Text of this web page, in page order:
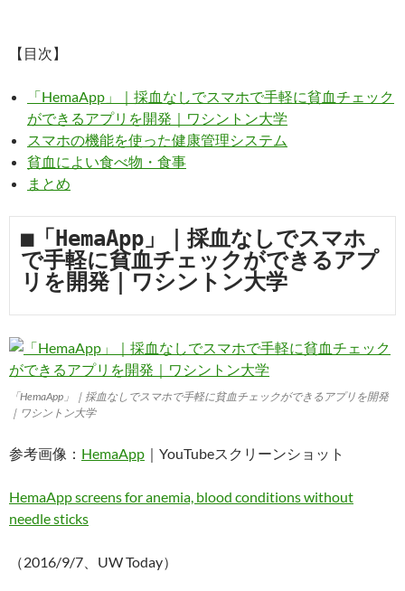
【目次】
「HemaApp」｜採血なしでスマホで手軽に貧血チェック
ができるアプリを開発｜ワシントン大学
スマホの機能を使った健康管理システム
貧血によい食べ物・食事
まとめ
■「HemaApp」｜採血なしでスマホ
で手軽に貧血チェックができるアプ
リを開発｜ワシントン大学
「HemaApp」｜採血なしでスマホで手軽に貧血チェックができるアプリを開発
｜ワシントン大学
参考画像： HemaApp ｜YouTubeスクリーンショット
HemaApp screens for anemia, blood conditions without
needle sticks
（2016/9/7、UW Today）